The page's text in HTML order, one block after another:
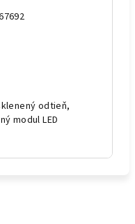
odtieň,
modul LED